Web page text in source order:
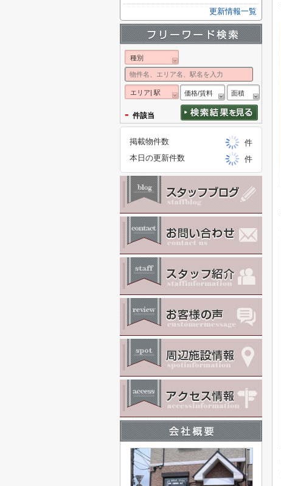
更新情報一覧
種別
エリア| 駅 価格/賃料 面積
- 件該当
掲載物件数
件
本日の更新件数
件